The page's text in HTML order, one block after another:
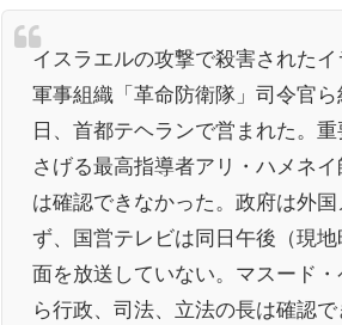
イスラエルの攻撃で殺害された
軍事組織「革命防衛隊」司令官
日、首都テヘランで営まれた。
さげる最高指導者アリ・ハメネ
は確認できなかった。政府は外
ず、国営テレビは同日午後（現
面を放送していない。マスード
ら行政、司法、立法の長は確認